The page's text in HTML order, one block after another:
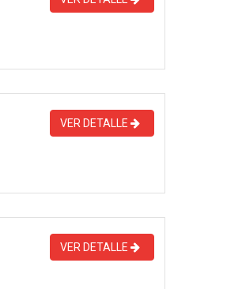
VER DETALLE
VER DETALLE